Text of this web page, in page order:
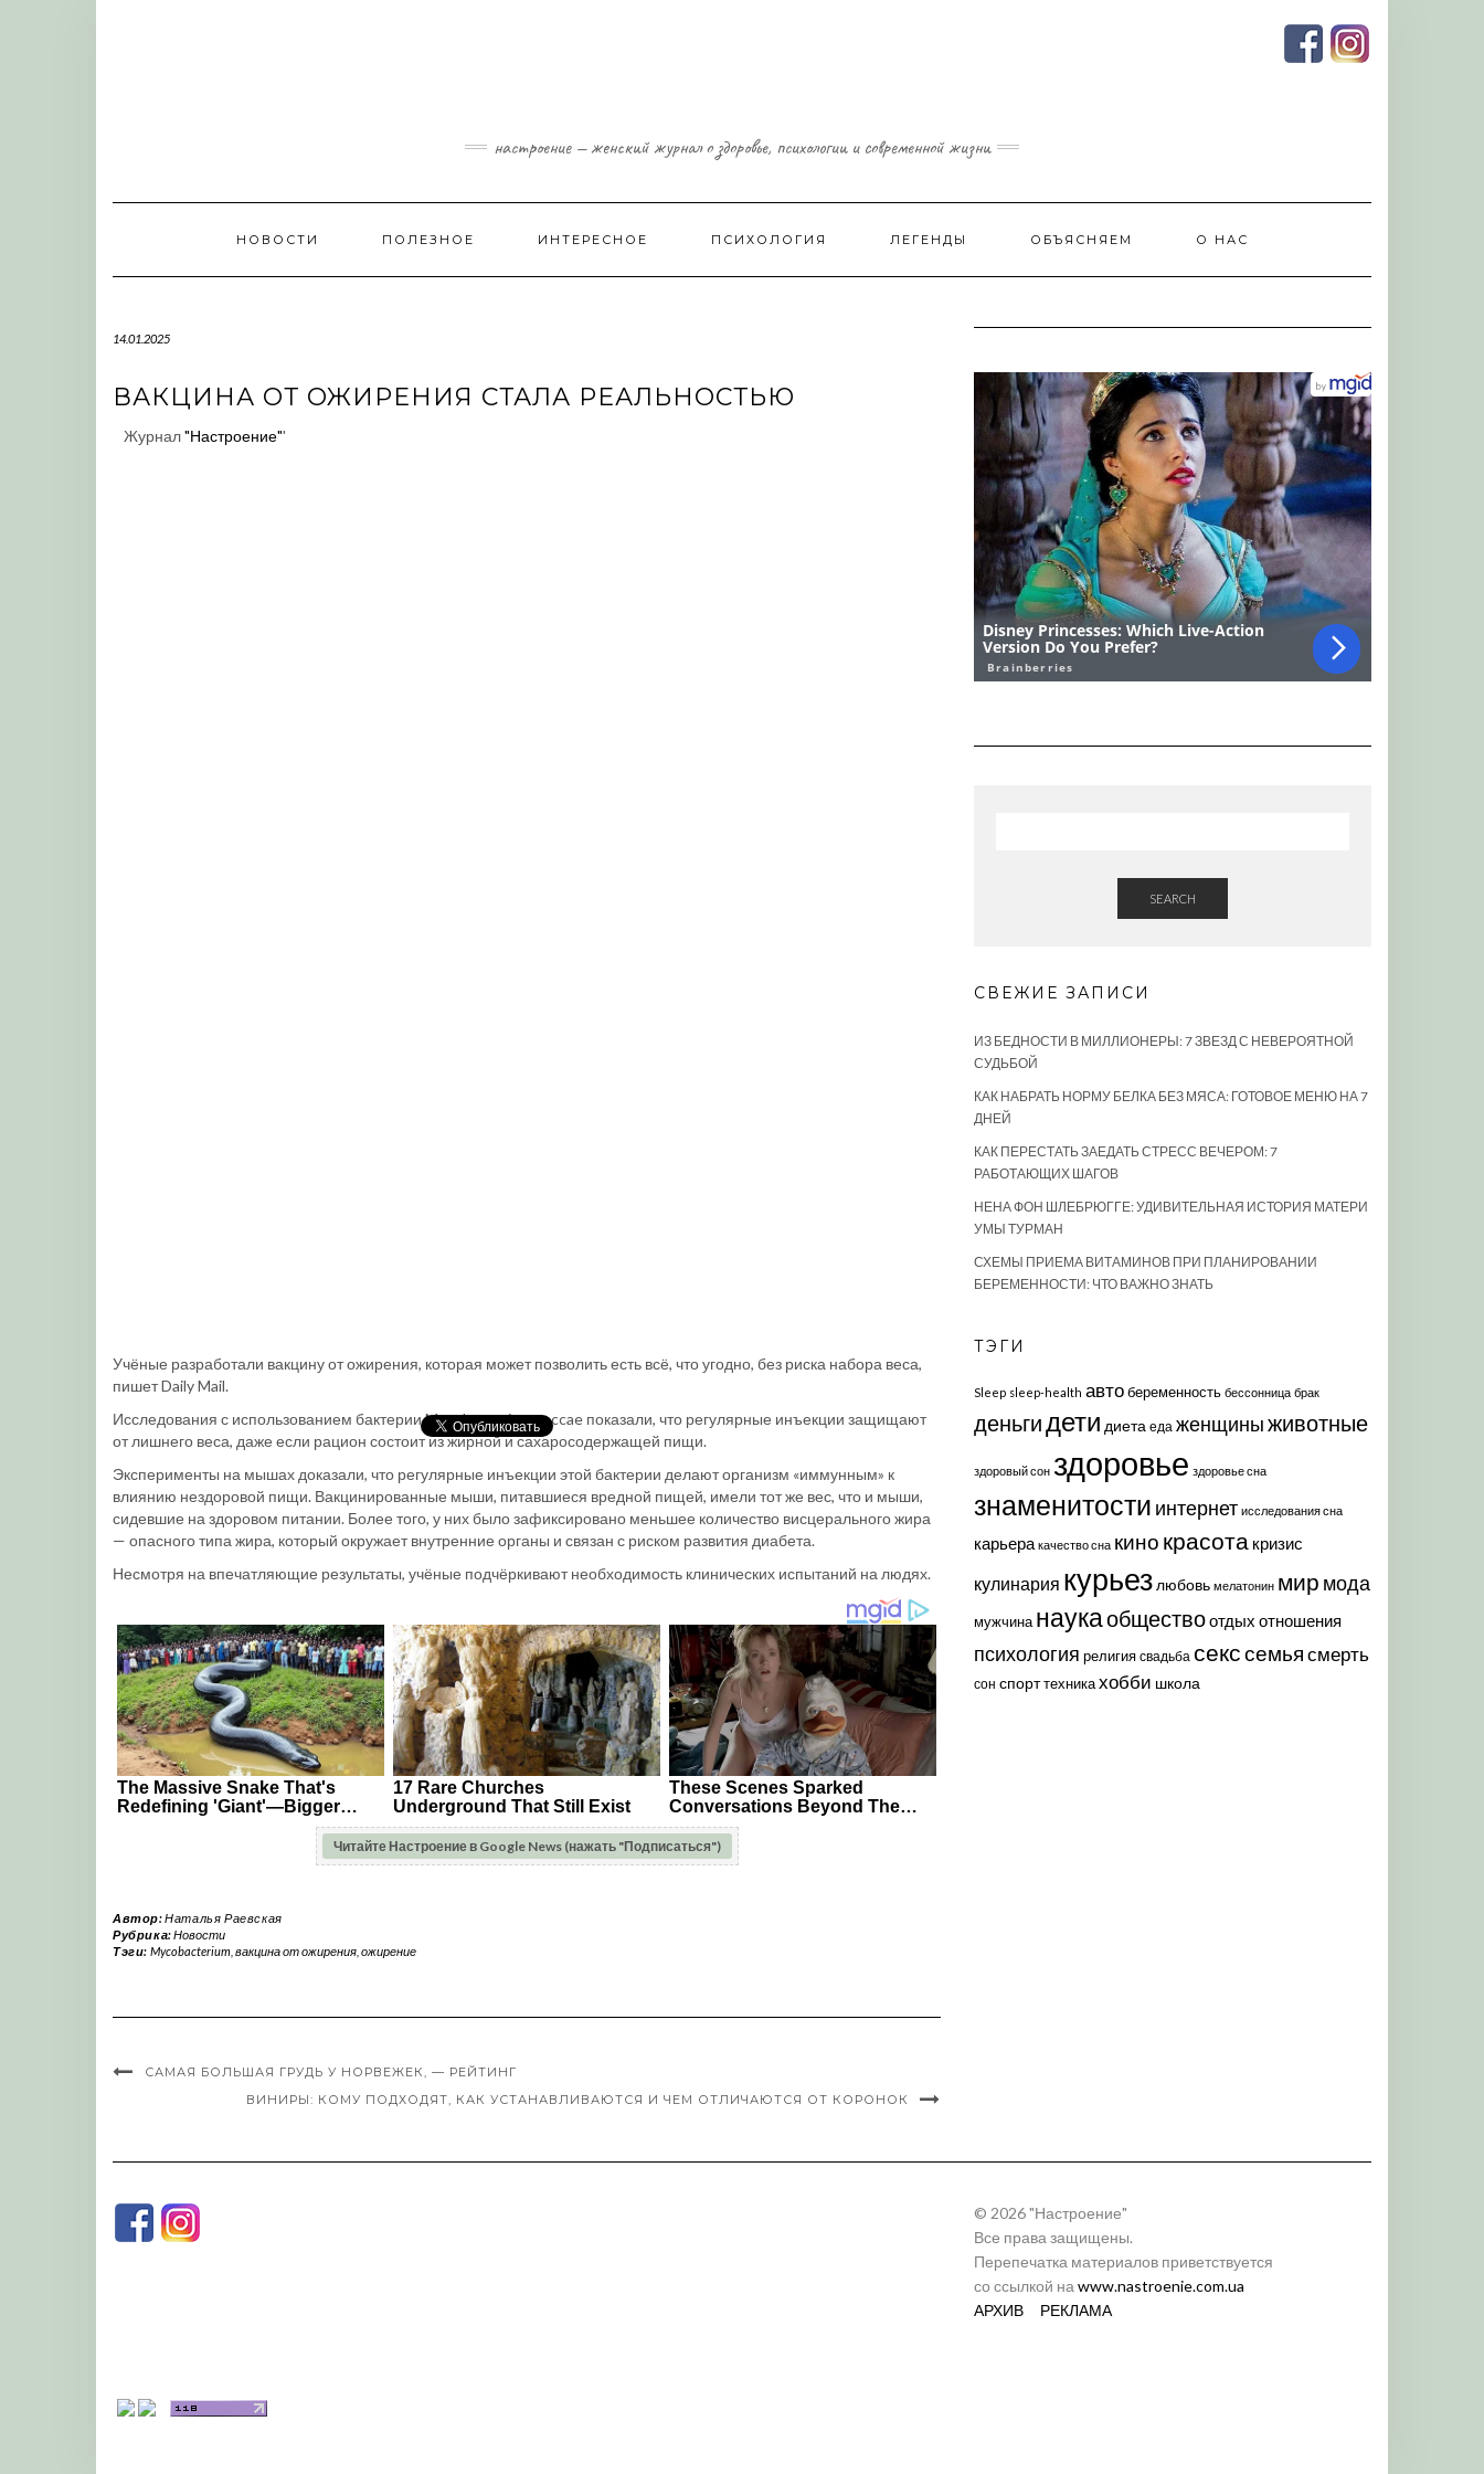
настроение — женский журнал о здоровье, психологии и современной жизни
НОВОСТИ ПОЛЕЗНОЕ ИНТЕРЕСНОЕ ПСИХОЛОГИЯ ЛЕГЕНДЫ ОБЪЯСНЯЕМ О НАС
14.01.2025
ВАКЦИНА ОТ ОЖИРЕНИЯ СТАЛА РЕАЛЬНОСТЬЮ
Журнал"Настроение"'
Учёные разработали вакцину от ожирения, которая может позволить есть всё, что угодно, без риска набора веса,
пишет Daily Mail.
Исследования с использованием бактерии Mycobacterium vaccae показали, что регулярные инъекции защищают
от лишнего веса, даже если рацион состоит из жирной и сахаросодержащей пищи.
Эксперименты на мышах доказали, что регулярные инъекции этой бактерии делают организм «иммунным» к
влиянию нездоровой пищи. Вакцинированные мыши, питавшиеся вредной пищей, имели тот же вес, что и мыши,
сидевшие на здоровом питании. Более того, у них было зафиксировано меньшее количество висцерального жира
— опасного типа жира, который окружает внутренние органы и связан с риском развития диабета.
Несмотря на впечатляющие результаты, учёные подчёркивают необходимость клинических испытаний на людях.
Читайте Настроение в Google News (нажать "Подписаться")
Автор:Наталья Раевская
Рубрика:Новости
Тэги: Mycobacterium вакцина от ожирения, ожирение
САМАЯ БОЛЬШАЯ ГРУДЬ У НОРВЕЖЕК, — РЕЙТИНГ
ВИНИРЫ: КОМУ ПОДХОДЯТ, КАК УСТАНАВЛИВАЮТСЯ И ЧЕМ ОТЛИЧАЮТСЯ ОТ КОРОНОК
SEARCH
СВЕЖИЕ ЗАПИСИ
ИЗ БЕДНОСТИ В МИЛЛИОНЕРЫ: 7 ЗВЕЗД С НЕВЕРОЯТНОЙ
СУДЬБОЙ
КАК НАБРАТЬ НОРМУ БЕЛКА БЕЗ МЯСА: ГОТОВОЕ МЕНЮ НА 7
ДНЕЙ
КАК ПЕРЕСТАТЬ ЗАЕДАТЬ СТРЕСС ВЕЧЕРОМ: 7
РАБОТАЮЩИХ ШАГОВ
НЕНА ФОН ШЛЕБРЮГГЕ: УДИВИТЕЛЬНАЯ ИСТОРИЯ МАТЕРИ
УМЫ ТУРМАН
СХЕМЫ ПРИЕМА ВИТАМИНОВ ПРИ ПЛАНИРОВАНИИ
БЕРЕМЕННОСТИ: ЧТО ВАЖНО ЗНАТЬ
ТЭГИ
Sleep sleep-health автобеременность бессонница брак
деньгидети диета еда женщиныживотные
здоровый сон здоровье здоровье сна
знаменитости интернет исследования сна
карьера качество сна кино красота кризис
кулинария курьез любовь мелатонин мир мода
мужчина наукаобществоотдых отношения
психология религия свадьба секссемья смерть
сон спорттехникахобби школа
© 2026 "Настроение"
Все права защищены.
Перепечатка материалов приветствуется
со ссылкой на www.nastroenie.com.ua
АРХИВ
РЕКЛАМА